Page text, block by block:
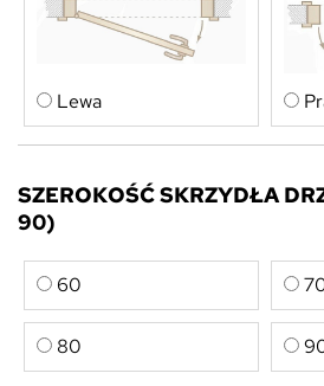
Lewa
SZEROKOŚĆ SKRZYDŁA
90)
60
80